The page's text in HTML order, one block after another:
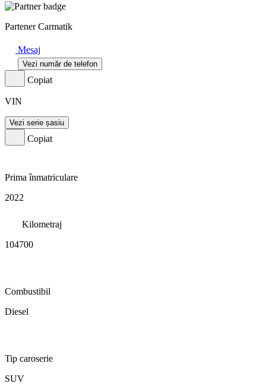
Partener Carmatik
Mesaj
Vezi număr de telefon
Copiat
VIN
Vezi serie șasiu
Copiat
Prima înmatriculare
2022
Kilometraj
104700
Combustibil
Diesel
Tip caroserie
SUV